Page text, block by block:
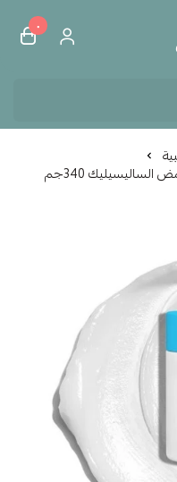
العناية و
٠
340جم